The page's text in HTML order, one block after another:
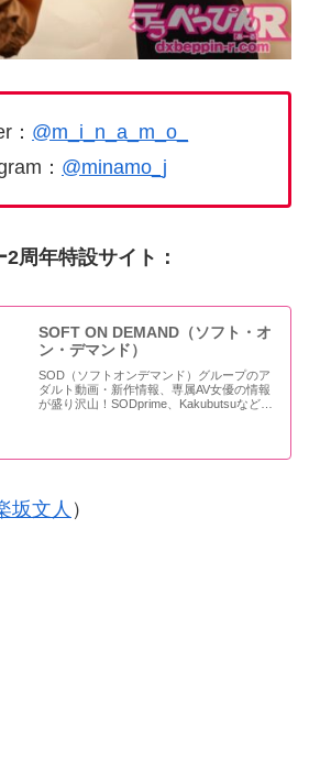
： @m_i_n_a_m_o_
： @minamo_j
周年特設サイト：
SOFT ON DEMAND（ソフト・オ
ン・デマンド）
SOD（ソフトオンデマンド）グループのア
ダルト動画・新作情報、専属AV女優の情報
が盛り沢山！SODprime、Kakubutsuなど各
坂文人 ）